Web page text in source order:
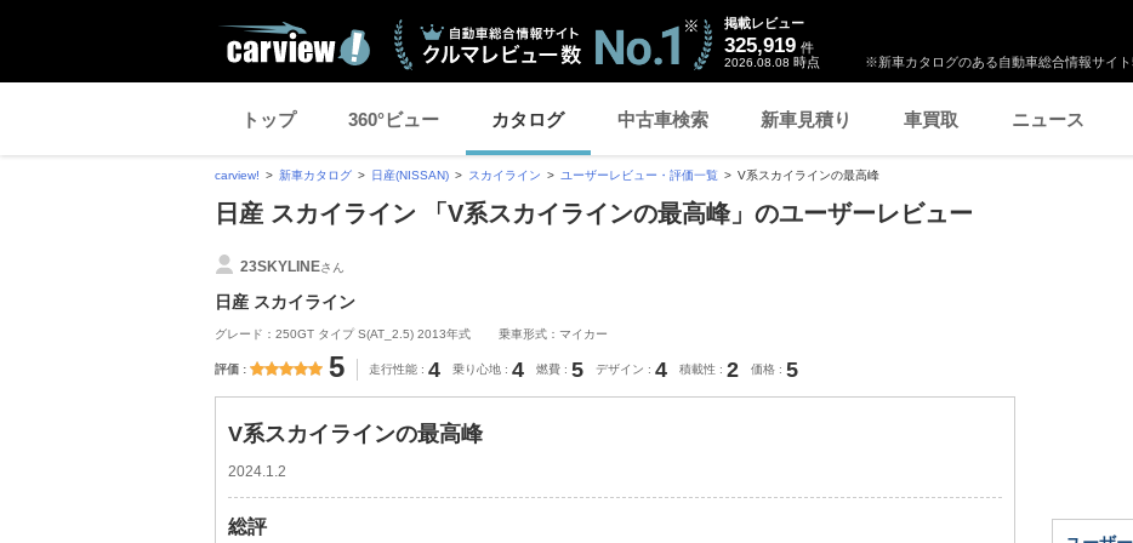
※新車カタログのある自動車総合情報サイ
掲載レビュー
325,919 件
2026.08.08 時点
トップ 360°ビュー カタログ 中古車検索 新車見積り 車買取 ニュース
carview! 新車カタログ 日産(NISSAN) スカイライン ユーザーレビュー・評価一覧 V系スカイラインの最高峰
日産 スカイライン 「V系スカイラインの最高峰」のユーザーレビュー
23SKYLINEさん
日産 スカイライン
グレード：250GT タイプ S(AT_2.5) 2013年式 乗車形式：マイカー
評価 5 走行性能 4 乗り心地 4 燃費 5 デザイン 4 積載性 2 価格 5
V系スカイラインの最高峰
2024.1.2
総評